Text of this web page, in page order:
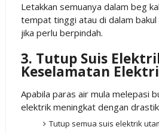
Letakkan semuanya dalam beg
tempat tinggi atau di dalam
jika perlu berpindah.
3. Tutup Suis
Keselamatan
Apabila paras air mula melepasi
elektrik meningkat dengan
Tutup semua suis elektrik